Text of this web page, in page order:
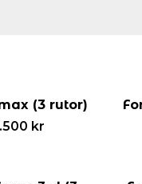
(3 rutor)
kr